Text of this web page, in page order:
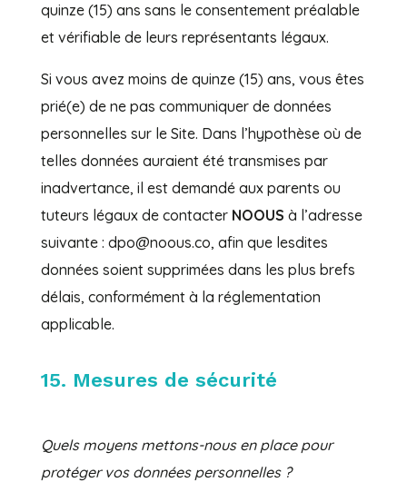
quinze (15) ans sans le consentement préalable
et vérifiable de leurs représentants légaux.
Si vous avez moins de quinze (15) ans, vous êtes
prié(e) de ne pas communiquer de données
personnelles sur le Site. Dans l’hypothèse où de
telles données auraient été transmises par
inadvertance, il est demandé aux parents ou
tuteurs légaux de contacter NOOUS à l’adresse
suivante : dpo@noous.co, afin que lesdites
données soient supprimées dans les plus brefs
délais, conformément à la réglementation
applicable.
15. Mesures de sécurité
Quels moyens mettons-nous en place pour
protéger vos données personnelles ?